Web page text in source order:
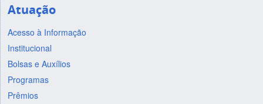
Atuação
Acesso à Informação
Institucional
Bolsas e Auxílios
Programas
Prêmios